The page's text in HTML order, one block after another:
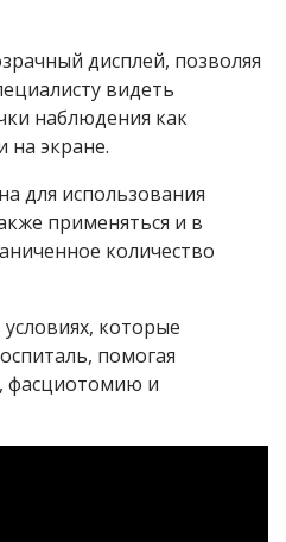
дисплей, позволяя
видеть
наблюдения как
на экране.
для использования
применяться и в
количество
которые
помогая
фасциотомию и